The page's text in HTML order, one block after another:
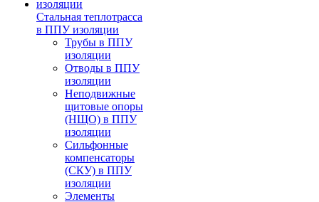
Стальная теплотрасса
в ППУ изоляции
Трубы в ППУ
изоляции
Отводы в ППУ
изоляции
Неподвижные
щитовые опоры
(НЩО) в ППУ
изоляции
Cильфонные
компенсаторы
(СКУ) в ППУ
изоляции
Элементы